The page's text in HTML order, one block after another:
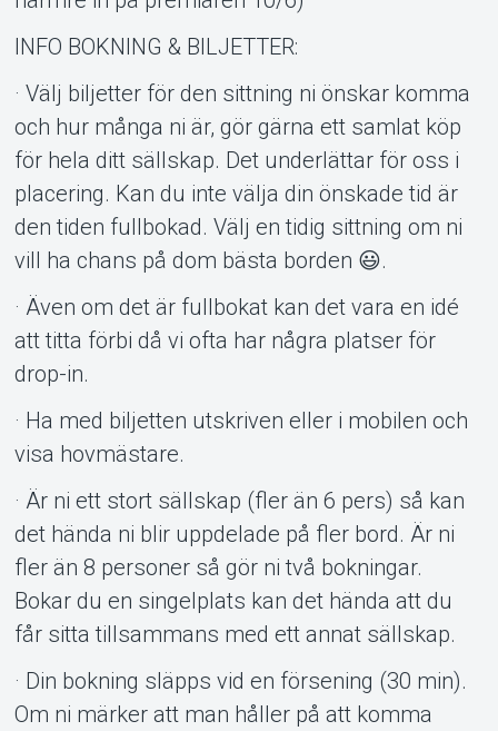
INFO BOKNING & BILJETTER:
· Välj biljetter för den sittning ni önskar komma
och hur många ni är, gör gärna ett samlat köp
för hela ditt sällskap. Det underlättar för oss i
placering. Kan du inte välja din önskade tid är
den tiden fullbokad. Välj en tidig sittning om ni
vill ha chans på dom bästa borden 😃.
· Även om det är fullbokat kan det vara en idé
att titta förbi då vi ofta har några platser för
drop-in.
· Ha med biljetten utskriven eller i mobilen och
visa hovmästare.
· Är ni ett stort sällskap (fler än 6 pers) så kan
det hända ni blir uppdelade på fler bord. Är ni
fler än 8 personer så gör ni två bokningar.
Bokar du en singelplats kan det hända att du
får sitta tillsammans med ett annat sällskap.
· Din bokning släpps vid en försening (30 min).
Om ni märker att man håller på att komma